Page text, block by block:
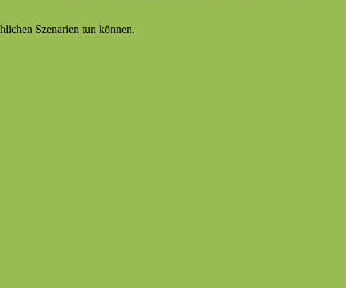
Szenar­ien tun können.